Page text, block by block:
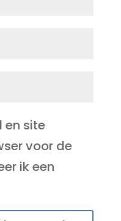
en site
voor de
ik een